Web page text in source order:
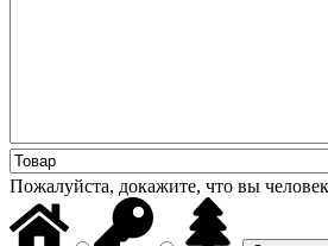
Пожалуйста, докажите, что вы